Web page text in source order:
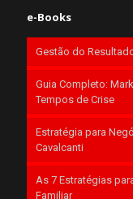
e-Books
Gestão do
Guia Completo:
Tempos de Crise
Estratégia para
Cavalcanti
As 7 Estratégias
Familiar